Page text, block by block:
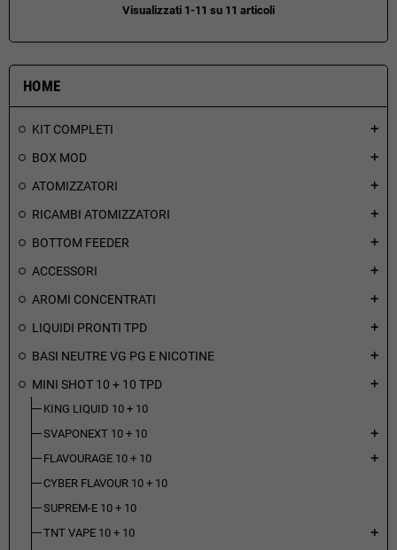
HOME
KIT COMPLETI add
BOX MOD add
ATOMIZZATORI add
RICAMBI ATOMIZZATORI add
BOTTOM FEEDER add
ACCESSORI add
AROMI CONCENTRATI add
LIQUIDI PRONTI TPD add
BASI NEUTRE VG PG E NICOTINE add
MINI SHOT 10 + 10 TPD add
KING LIQUID 10 + 10
SVAPONEXT 10 + 10
add
FLAVOURAGE 10 + 10 add
CYBER FLAVOUR 10 + 10
SUPREM-E 10 + 10
TNT VAPE 10 + 10
add
Visualizzati 1-11 su 11 articoli